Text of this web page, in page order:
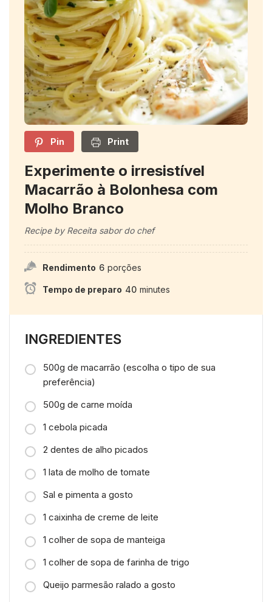
Pin Print
Experimente o irresistível
Macarrão à Bolonhesa com
Molho Branco
Recipe by Receita sabor do chef
Rendimento 6 porções
Tempo de preparo 40 minutes
INGREDIENTES
500g de macarrão (escolha o tipo de sua
preferência)
500g de carne moída
1 cebola picada
2 dentes de alho picados
1 lata de molho de tomate
Sal e pimenta a gosto
1 caixinha de creme de leite
1 colher de sopa de manteiga
1 colher de sopa de farinha de trigo
Queijo parmesão ralado a gosto